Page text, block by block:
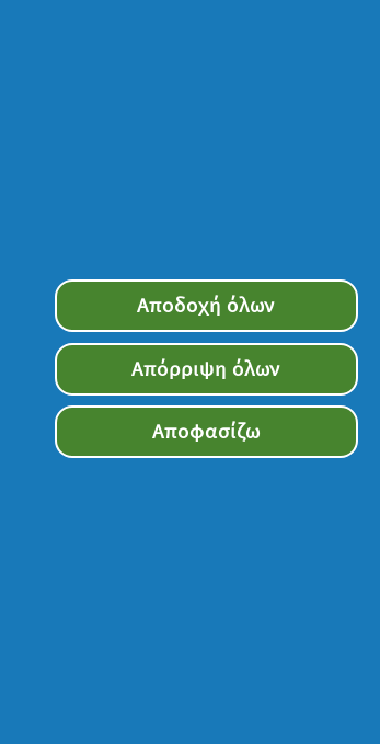
Αποδοχή όλων
Απόρριψη όλων
Αποφασίζω